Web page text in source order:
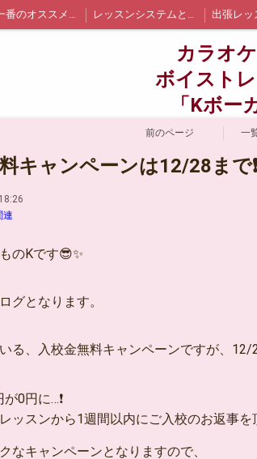
教室一番のオススメポイント レッスンシステムと詳細 出張レッ
生徒さんの声
カラオ
ボイスト
「Kボー
前のページ 一
キャンペーンは12/28まで
連
のKです😎✨
グとなります。
る、入校金無料キャンペーンですが、12/
0円に…❗
ッスンから1週間以内にご入校のお返事
なキャンペーンとなりますので、